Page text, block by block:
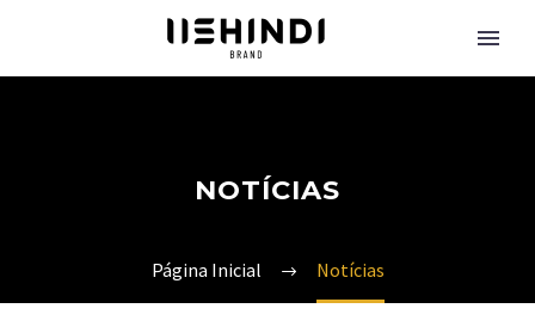
NOTÍCIAS
Página Inicial Notícias